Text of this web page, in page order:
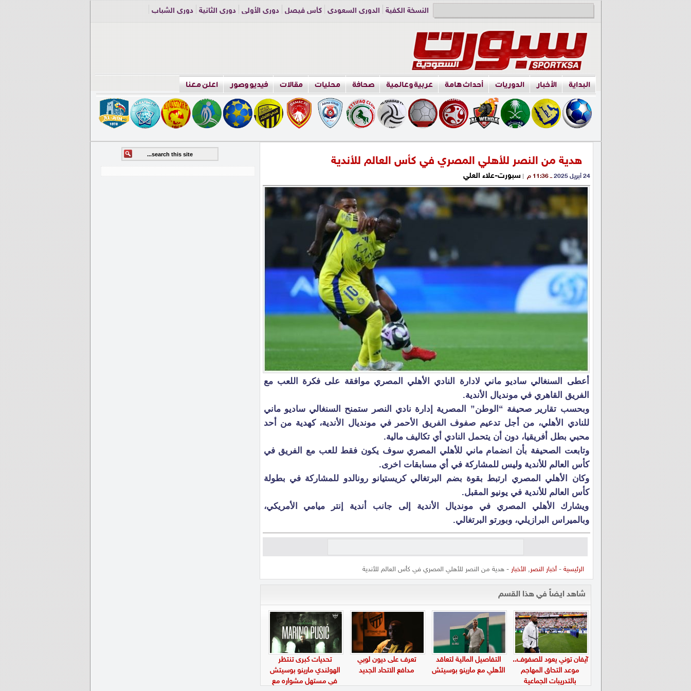
النسخة الكفية الدوري السعودي كأس فيصل دوري الأولى دوري الثانية
دوري الشباب
البداية الأخبار الدوريات أحداث هامة عربية وعالمية صحافة محليات مقالات فيديو وصور اعلن معنا
هدية من النصر للأهلي المصري في كأس العالم للأندية
24 أبريل 2025 ــ 11:36 م | سبورت-علاء العلي
أعطى السنغالي ساديو ماني لادارة النادي الأهلي المصري موافقة على فكرة اللعب مع
الفريق القاهري في مونديال الأندية.
وبحسب تقارير صحيفة “الوطن” المصرية إدارة نادي النصر ستمنح السنغالي ساديو ماني
للنادي الأهلي، من أجل تدعيم صفوف الفريق الأحمر في مونديال الأندية، كهدية من أحد
محبي بطل أفريقيا، دون أن يتحمل النادي أي تكاليف مالية.
وتابعت الصحيفة بأن انضمام ماني للأهلي المصري سوف يكون فقط للعب مع الفريق في
كأس العالم للأندية وليس للمشاركة في أي مسابقات اخرى.
وكان الأهلي المصري ارتبط بقوة بضم البرتغالي كريستيانو رونالدو للمشاركة في بطولة
كأس العالم للأندية في يونيو المقبل.
ويشارك الأهلي المصري في مونديال الأندية إلى جانب أندية إنتر ميامي الأمريكي،
وبالميراس البرازيلي، وبورتو البرتغالي.
الرئيسية -أخبار النصر, الأخبار - هدية من النصر للأهلي المصري في كأس العالم للأندية
شاهد ايضاً في هذا القسم
آيفان توني يعود للصفوف..
موعد التحاق المهاجم
بالتدريبات الجماعية
التفاصيل المالية لتعاقد
الأهلي مع مارينو بوسيتش
تعرف على ديون لوبي
مدافع الاتحاد الجديد
تحديات كبرى تنتظر
الهولندي مارينو بوسيتش
في مستهل مشواره مع